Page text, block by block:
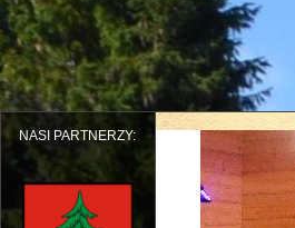
NASI PARTNERZY: